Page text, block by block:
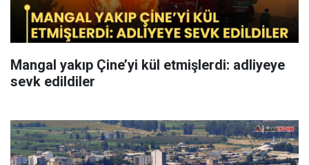
Mangal yakıp Çine’yi kül etmişlerdi: adliyeye
sevk edildiler